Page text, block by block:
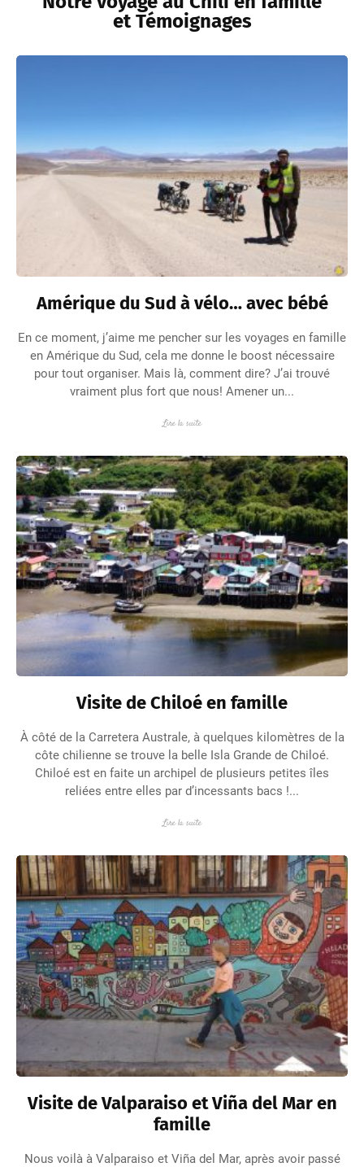
et Témoignages
Amérique du Sud à vélo… avec bébé
En ce moment, j’aime me pencher sur les voyages en famille
en Amérique du Sud, cela me donne le boost nécessaire
pour tout organiser. Mais là, comment dire? J’ai trouvé
vraiment plus fort que nous! Amener un...
Lire la suite
Visite de Chiloé en famille
À côté de la Carretera Australe, à quelques kilomètres de la
côte chilienne se trouve la belle Isla Grande de Chiloé.
Chiloé est en faite un archipel de plusieurs petites îles
reliées entre elles par d’incessants bacs !...
Lire la suite
Visite de Valparaiso et Viña del Mar en
famille
Nous voilà à Valparaiso et Viña del Mar, après avoir passé